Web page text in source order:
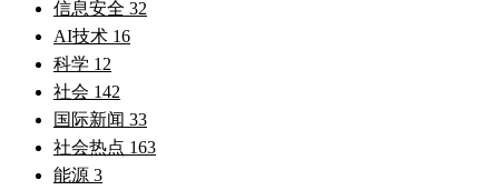
信息安全 32
AI技术 16
科学 12
社会 142
国际新闻 33
社会热点 163
能源 3